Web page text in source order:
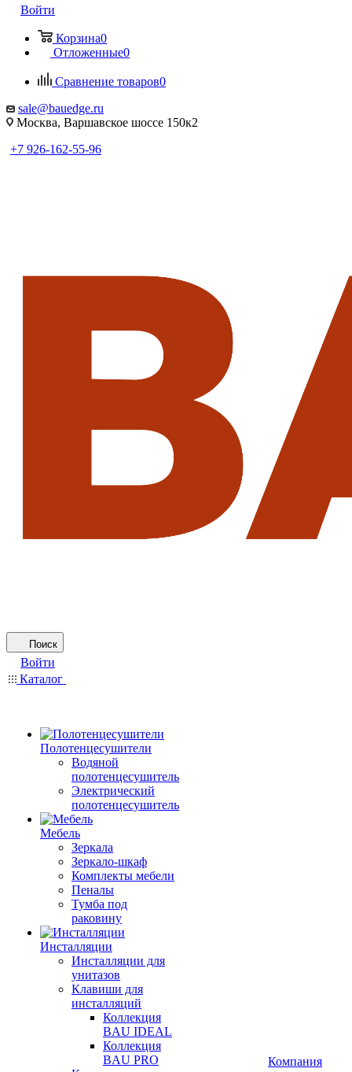
Войти
Корзина0
Отложенные0
Сравнение товаров0
sale@bauedge.ru
Москва, Варшавское шоссе 150к2
+7 926-162-55-96
Поиск
Войти
Каталог
Полотенцесушители
Водяной
полотенцесушитель
Электрический
полотенцесушитель
Мебель
Зеркала
Зеркало-шкаф
Комплекты мебели
Пеналы
Тумба под
раковину
Инсталляции
Инсталляции для
унитазов
Клавиши для
инсталляций
Коллекция
BAU IDEAL
Коллекция
BAU PRO
Компания